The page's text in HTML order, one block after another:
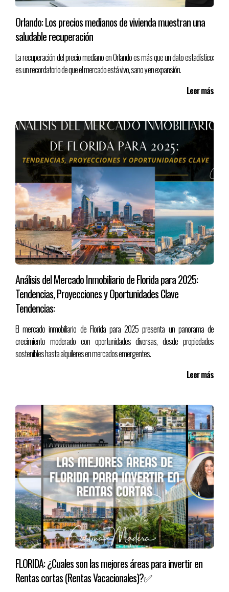
Orlando: Los precios medianos de vivienda muestran una
saludable recuperación
La recuperación del precio mediano en Orlando es más que un dato estadístico:
es un recordatorio de que el mercado está vivo, sano y en expansión.
Leer más
Análisis del Mercado Inmobiliario de Florida para 2025:
Tendencias, Proyecciones y Oportunidades Clave
Tendencias:
El mercado inmobiliario de Florida para 2025 presenta un panorama de
crecimiento moderado con oportunidades diversas, desde propiedades
sostenibles hasta alquileres en mercados emergentes.
Leer más
FLORIDA: ¿Cuales son las mejores áreas para invertir en
Rentas cortas (Rentas Vacacionales)?✅